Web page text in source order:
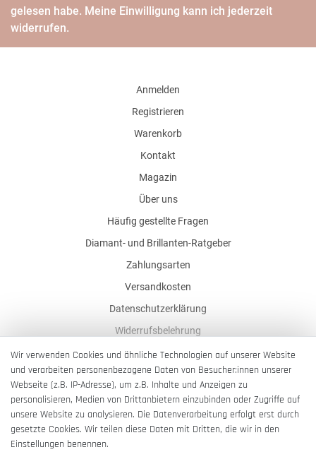
gelesen habe. Meine Einwilligung kann ich jederzeit
widerrufen.
Anmelden
Registrieren
Warenkorb
Kontakt
Magazin
Über uns
Häufig gestellte Fragen
Diamant- und Brillanten-Ratgeber
Zahlungsarten
Versandkosten
Datenschutzerklärung
Widerrufsbelehrung
AGB
Impressum
Barrierefreiheitserklärung
Wir verwenden Cookies und ähnliche Technologien auf unserer Website
und verarbeiten personenbezogene Daten von Besucher:innen unserer
Webseite (z.B. IP-Adresse), um z.B. Inhalte und Anzeigen zu
personalisieren, Medien von Drittanbietern einzubinden oder Zugriffe auf
unsere Website zu analysieren. Die Datenverarbeitung erfolgt erst durch
gesetzte Cookies. Wir teilen diese Daten mit Dritten, die wir in den
Einstellungen benennen.